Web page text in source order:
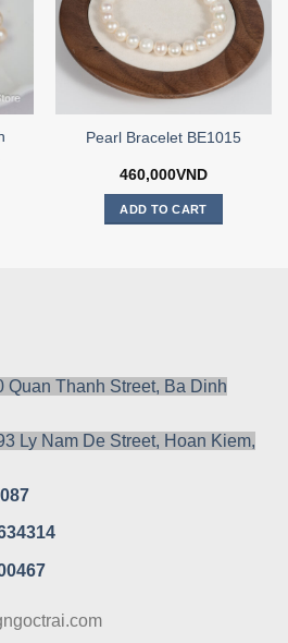
Pearl Bracelet BE1015
460,000VND
ADD TO CART
Quan Thanh Street, Ba Dinh
Ly Nam De Street, Hoan Kiem,